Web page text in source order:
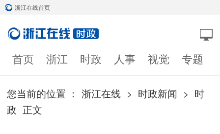
浙江在线首页
首页 浙江 时政 人事 视觉 专题
您当前的位置 ： 浙江在线 > 时政新闻 > 时
政 正文